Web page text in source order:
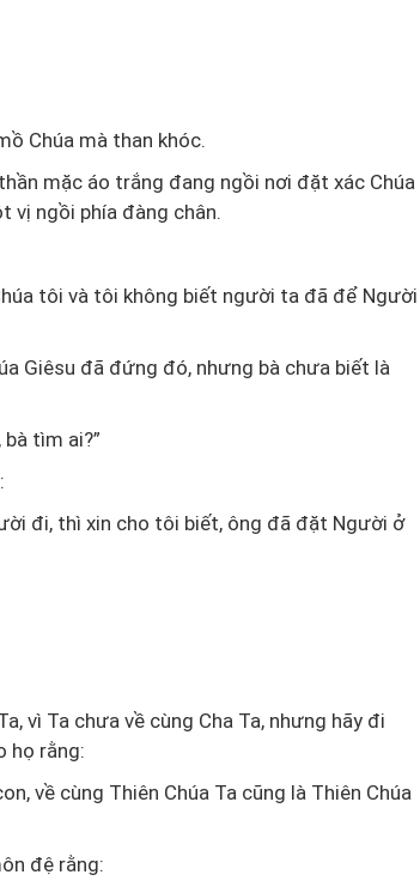
Chúa mà than khóc.
mặc áo trắng đang ngồi nơi đặt xác Chúa
vị ngồi phía đàng chân.
tôi và tôi không biết người ta đã để Người
Giêsu đã đứng đó, nhưng bà chưa biết là
bà tìm ai?”
đi, thì xin cho tôi biết, ông đã đặt Người ở
vì Ta chưa về cùng Cha Ta, nhưng hãy đi
họ rằng:
về cùng Thiên Chúa Ta cũng là Thiên Chúa
đệ rằng: